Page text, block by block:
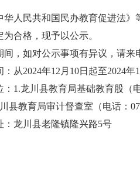
民共和国民办教育促进法》
合格，现予以公示。
如对公示事项有异议，请来
2024年12月10日起至2024年
龙川县教育局基础教育股（电
育局审计督查室（电话：
龙川县老隆镇隆兴路5号